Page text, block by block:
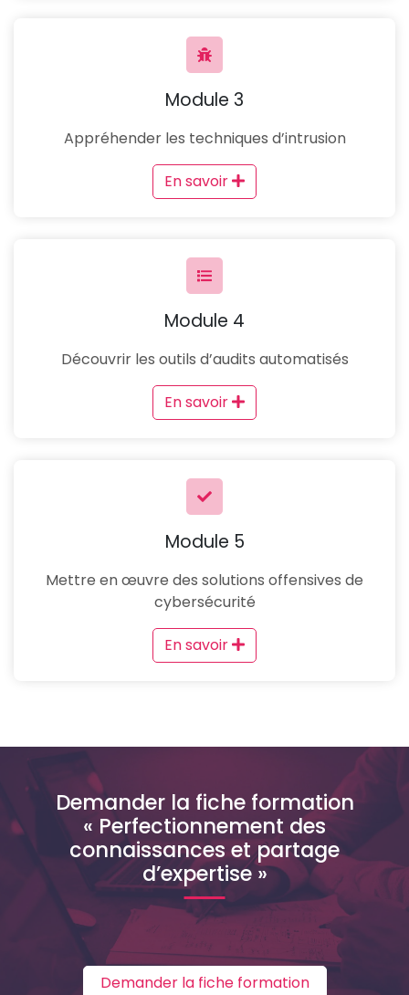
Module 3
Appréhender les techniques d’intrusion
En savoir
Module 4
Découvrir les outils d’audits automatisés
En savoir
Module 5
Mettre en œuvre des solutions offensives de
cybersécurité
En savoir
Demander la fiche formation
« Perfectionnement des
connaissances et partage
d’expertise »
Demander la fiche formation